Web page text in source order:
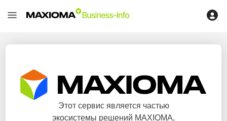
Этот сервис является частью
экосистемы решений MAXIOMA,